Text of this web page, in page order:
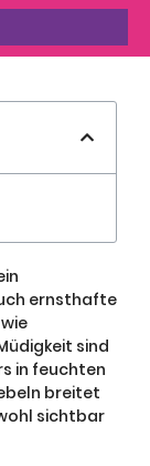
ernsthafte
sind
in feuchten
breitet
sichtbar